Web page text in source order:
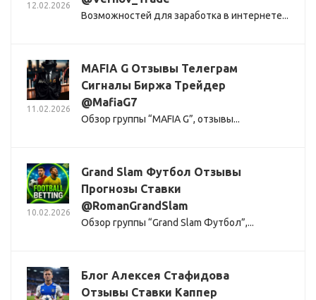
12.02.2026
Возможностей для заработка в интернете...
11.02.2026
MAFIA G Отзывы Телеграм
Сигналы Биржа Трейдер
@MafiaG7
Обзор группы “MAFIA G”, отзывы...
10.02.2026
Grand Slam Футбол Отзывы
Прогнозы Ставки
@RomanGrandSlam
Обзор группы “Grand Slam Футбол”,...
Блог Алексея Стафидова
Отзывы Ставки Каппер